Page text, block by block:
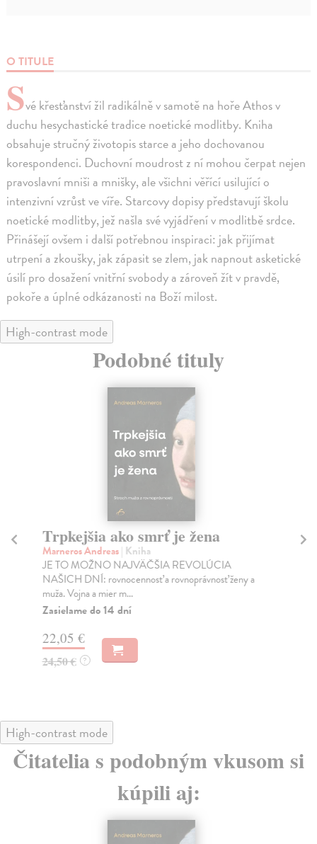
O TITULE
Své křesťanství žil radikálně v samotě na hoře Athos v
duchu hesychastické tradice noetické modlitby. Kniha
obsahuje stručný životopis starce a jeho dochovanou
korespondenci. Duchovní moudrost z ní mohou čerpat nejen
pravoslavní mniši a mnišky, ale všichni věřící usilující o
intenzivní vzrůst ve víře. Starcovy dopisy představují školu
noetické modlitby, jež našla své vyjádření v modlitbě srdce.
Přinášejí ovšem i další potřebnou inspiraci: jak přijímat
utrpení a zkoušky, jak zápasit se zlem, jak napnout asketické
úsilí pro dosažení vnitřní svobody a zároveň žít v pravdě,
pokoře a úplné odkázanosti na Boží milost.
High-contrast mode
Podobné tituly
Trpkejšia ako smrť je žena
Marneros Andreas| Kniha
JE TO MOŽNO NAJVÄČŠIA REVOLÚCIA
NAŠICH DNÍ: rovnocennosť a rovnoprávnosť ženy a
muža. Vojna a mier m...
Zasielame do 14 dní
22,05 €
24,50 € ?
High-contrast mode
Čitatelia s podobným vkusom si
kúpili aj: